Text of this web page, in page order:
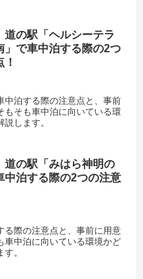
道の駅「ヘルシーテラ
」で車中泊する際の2つ
中泊する際の注意点と、事前
もそも車中泊に向いている環
します。
道の駅「みはら神明の
中泊する際の2つの注意
る際の注意点と、事前に用意
車中泊に向いている環境かど
。